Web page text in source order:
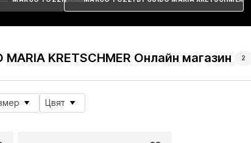
MARIA KRETSCHMER Онлайн магазин 2
Цвят